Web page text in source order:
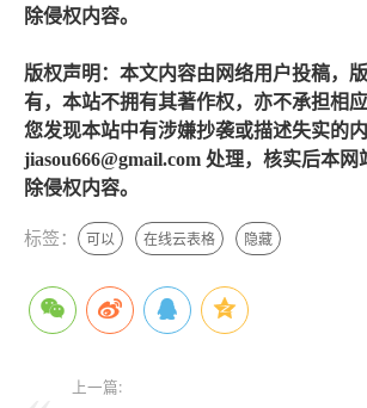
除侵权内容。
版权声明：本文内容由网络用户投稿，
有，本站不拥有其著作权，亦不承担相
您发现本站中有涉嫌抄袭或描述失实的
jiasou666@gmail.com 处理，核实后本网
除侵权内容。
标签： 可以 在线云表格 隐藏
上一篇: